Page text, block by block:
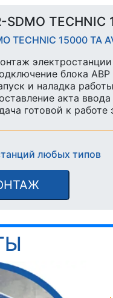
TECHNIC
TECHNIC 15000
блока АВР
и наладка
акта
готовой к работе
любых типов